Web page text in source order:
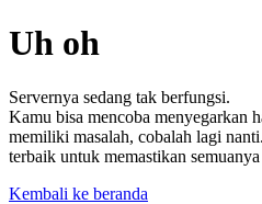
Uh oh
Servernya sedang tak berfungsi.
Kamu bisa mencoba menyegarkan
memiliki masalah, cobalah lagi
terbaik untuk memastikan
Kembali ke beranda